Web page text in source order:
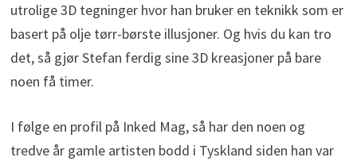
utrolige 3D tegninger hvor han bruker en teknikk som er
basert på olje tørr-børste illusjoner. Og hvis du kan tro
det, så gjør Stefan ferdig sine 3D kreasjoner på bare
noen få timer.
I følge en profil på Inked Mag, så har den noen og
tredve år gamle artisten bodd i Tyskland siden han var